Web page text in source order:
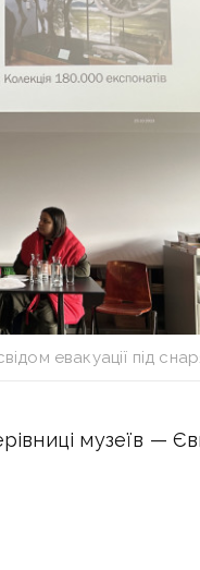
евакуації під
музеїв —